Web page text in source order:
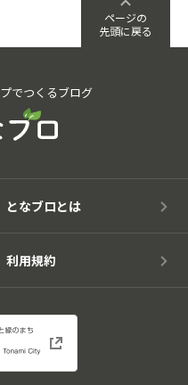
ページの
先頭に戻る
でつくるブログ
となブロとは
利用規約